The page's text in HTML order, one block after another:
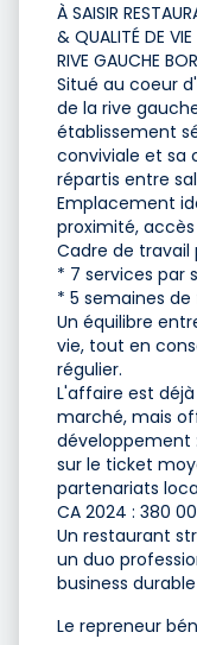
À SAISIR
& QUALITÉ DE VIE
RIVE GAUCHE
Situé au coeur
de la rive
établissement
conviviale et sa
répartis entre
Emplacement
proximité,
Cadre de travail
* 7 services par
* 5 semaines
Un équilibre
vie, tout en
régulier.
L'affaire est
marché, mais
développement
sur le ticket
partenariats
CA 2024 : 380 000
Un restaurant
un duo
business
Le repreneur